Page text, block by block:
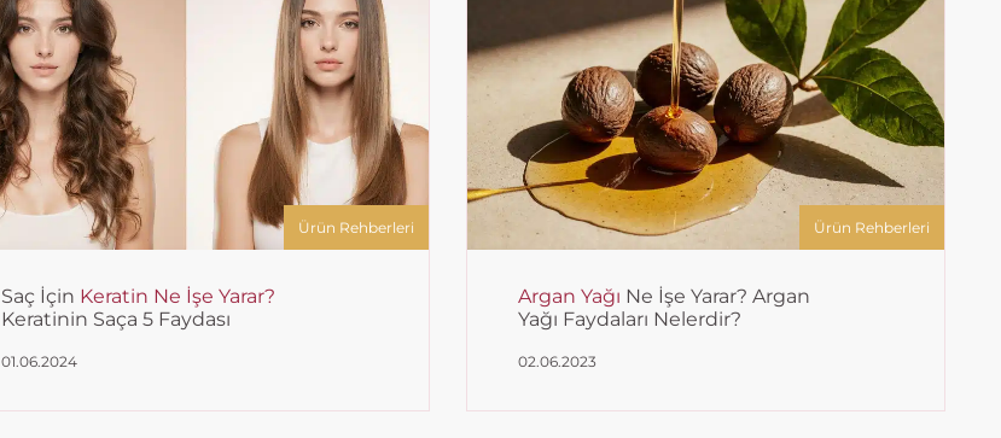
Ürün Rehberleri
Saç İçin Keratin Ne İşe Yarar?
Keratinin Saça 5 Faydası
01.06.2024
Ürün Rehberleri
Argan Yağı Ne İşe Yarar? Argan
Yağı Faydaları Nelerdir?
02.06.2023